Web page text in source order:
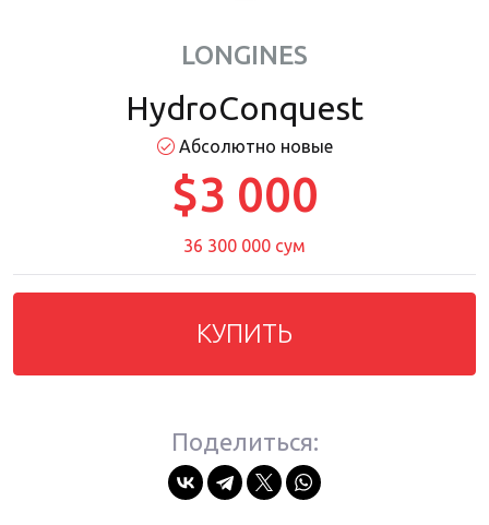
LONGINES
HydroConquest
Абсолютно новые
$3 000
36 300 000 сум
КУПИТЬ
Поделиться: